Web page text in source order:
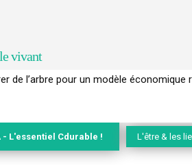
vivant
de l’arbre pour un modèle économique
le « GIEC de la biodiversité » appelle les
- L'essentiel Cdurable ! L'être & les